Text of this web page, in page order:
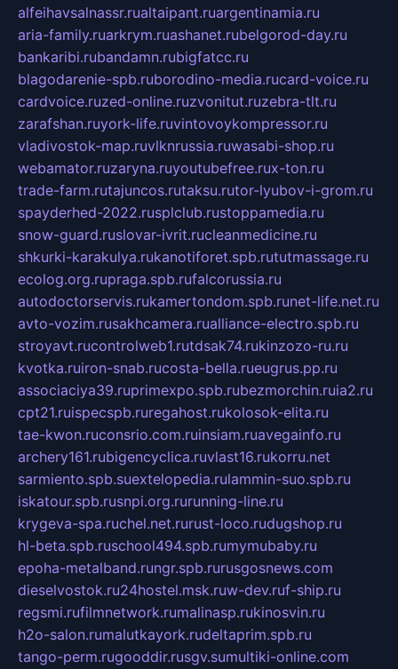
alfeihavsalnassr.rualtaipant.ruargentinamia.ru
aria-family.ruarkrym.ruashanet.rubelgorod-day.ru
bankaribi.rubandamn.rubigfatcc.ru
blagodarenie-spb.ruborodino-media.rucard-voice.ru
cardvoice.ruzed-online.ruzvonitut.ruzebra-tlt.ru
zarafshan.ruyork-life.ruvintovoykompressor.ru
vladivostok-map.ruvlknrussia.ruwasabi-shop.ru
webamator.ruzaryna.ruyoutubefree.rux-ton.ru
trade-farm.rutajuncos.rutaksu.rutor-lyubov-i-grom.ru
spayderhed-2022.rusplclub.rustoppamedia.ru
snow-guard.ruslovar-ivrit.rucleanmedicine.ru
shkurki-karakulya.rukanotiforet.spb.rututmassage.ru
ecolog.org.rupraga.spb.rufalcorussia.ru
autodoctorservis.rukamertondom.spb.runet-life.net.ru
avto-vozim.rusakhcamera.rualliance-electro.spb.ru
stroyavt.rucontrolweb1.rutdsak74.rukinzozo-ru.ru
kvotka.ruiron-snab.rucosta-bella.rueugrus.pp.ru
associaciya39.ruprimexpo.spb.rubezmorchin.ruia2.ru
cpt21.ruispecspb.ruregahost.rukolosok-elita.ru
tae-kwon.ruconsrio.com.ruinsiam.ruavegainfo.ru
archery161.rubigencyclica.ruvlast16.rukorru.net
sarmiento.spb.suextelopedia.rulammin-suo.spb.ru
iskatour.spb.rusnpi.org.rurunning-line.ru
krygeva-spa.ruchel.net.rurust-loco.rudugshop.ru
hl-beta.spb.ruschool494.spb.rumymubaby.ru
epoha-metalband.rungr.spb.rurusgosnews.com
dieselvostok.ru24hostel.msk.ruw-dev.ruf-ship.ru
regsmi.rufilmnetwork.rumalinasp.rukinosvin.ru
h2o-salon.rumalutkayork.rudeltaprim.spb.ru
tango-perm.rugooddir.rusgv.sumultiki-online.com